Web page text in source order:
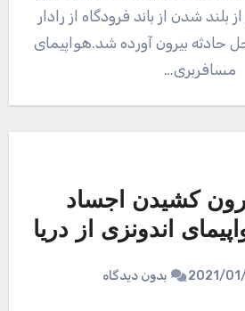
شدن از باند فرودگاه از رادار
حادثه بیرون آورده شد.هواپیمای
مسافربری…
کشیدن اجساد
اندونزی از دریا
2021/01/ بدون دیدگاه